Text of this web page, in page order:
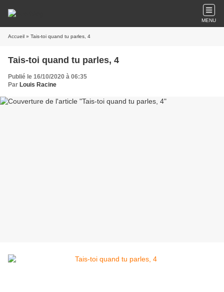
MENU
Accueil » Tais-toi quand tu parles, 4
Tais-toi quand tu parles, 4
Publié le 16/10/2020 à 06:35
Par Louis Racine